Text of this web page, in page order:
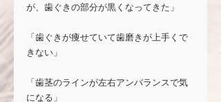
が、歯ぐきの部分が黒くなってきた」
「歯ぐきが痩せていて歯磨きが上手くで
きない」
「歯茎のラインが左右アンバランスで気
になる」